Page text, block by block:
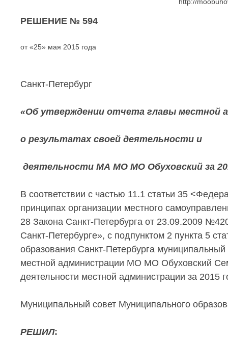
РЕШЕНИЕ № 594
от «25» мая 2015
Санкт-Петербург
«Об утверждении отчета главы местной
о результатах своей деятельности и
деятельности МА МО МО Обуховский за
В соответствии с частью 11.1 статьи 35
принципах организации местного
28 Закона Санкт-Петербурга от 23.09.2009
Санкт-Петербурге», с подпунктом 2 пункта 5
образования Санкт-Петербурга
местной администрации МО МО Обуховский
деятельности местной администрации за 2015
Муниципальный совет Муниципального
РЕШИЛ: